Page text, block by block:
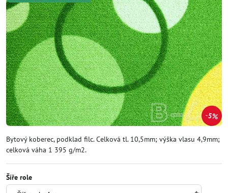
5%
Bytový koberec, podklad filc. Celková tl. 10,5mm; výška vlasu 4,9mm;
celková váha 1 395 g/m2.
Šíře role